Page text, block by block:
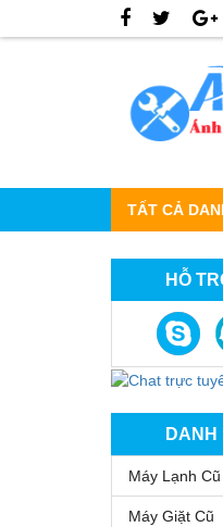
TẤT CẢ
HỖ
DANH
Máy Lạnh Cũ
Máy Giặt Cũ